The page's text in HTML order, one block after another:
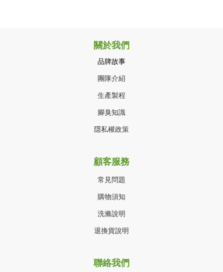
關於我們
品牌故事
團隊介紹
生產製程
腳臭知識
隱私權政策
顧客服務
常見問題
購物須知
洗滌說明
退換貨說明
聯絡我們